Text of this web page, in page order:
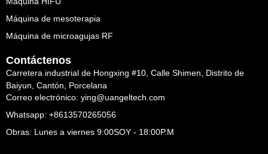
Máquina de mesoterapia
Máquina de microagujas RF
Contáctenos
Carretera industrial de Hongxing #10, Calle Shimen, Distrito de
Baiyun, Cantón, Porcelana
Correo electrónico: ying@uangeltech.com
Whatsapp: +8613570265056
Obras: Lunes a viernes 9:00SOY - 18:00P.M